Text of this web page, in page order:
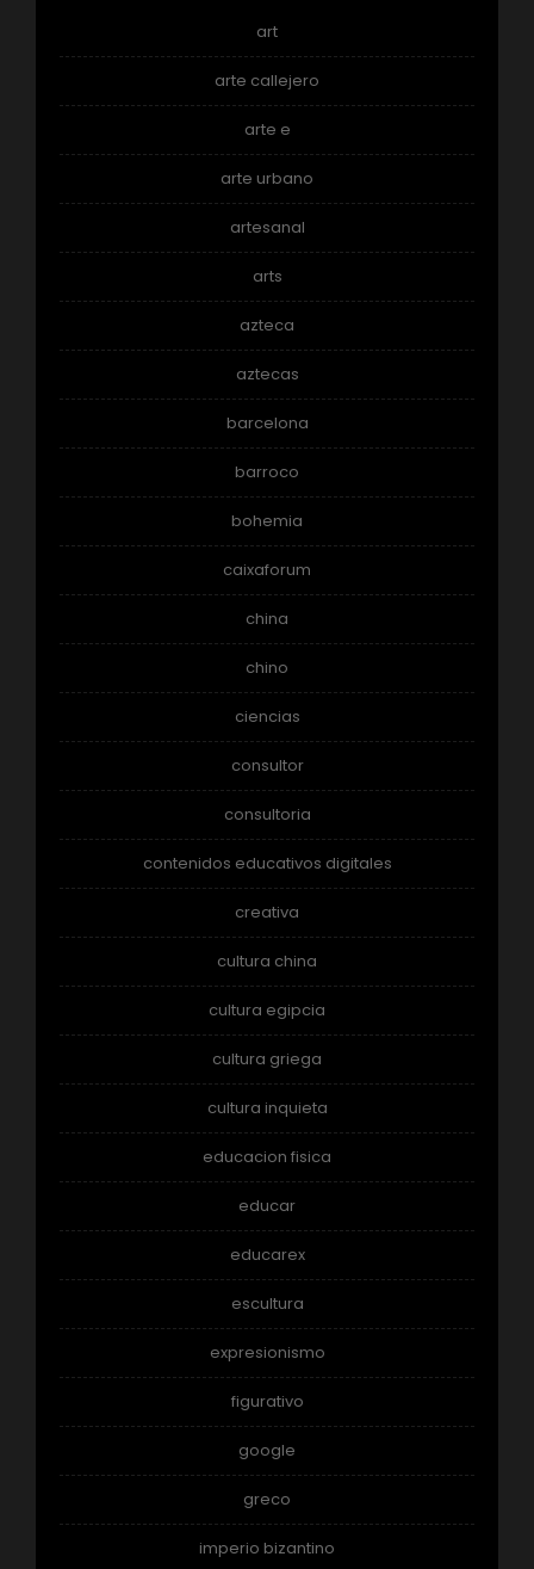
art
arte callejero
arte e
arte urbano
artesanal
arts
azteca
aztecas
barcelona
barroco
bohemia
caixaforum
china
chino
ciencias
consultor
consultoria
contenidos educativos digitales
creativa
cultura china
cultura egipcia
cultura griega
cultura inquieta
educacion fisica
educar
educarex
escultura
expresionismo
figurativo
google
greco
imperio bizantino